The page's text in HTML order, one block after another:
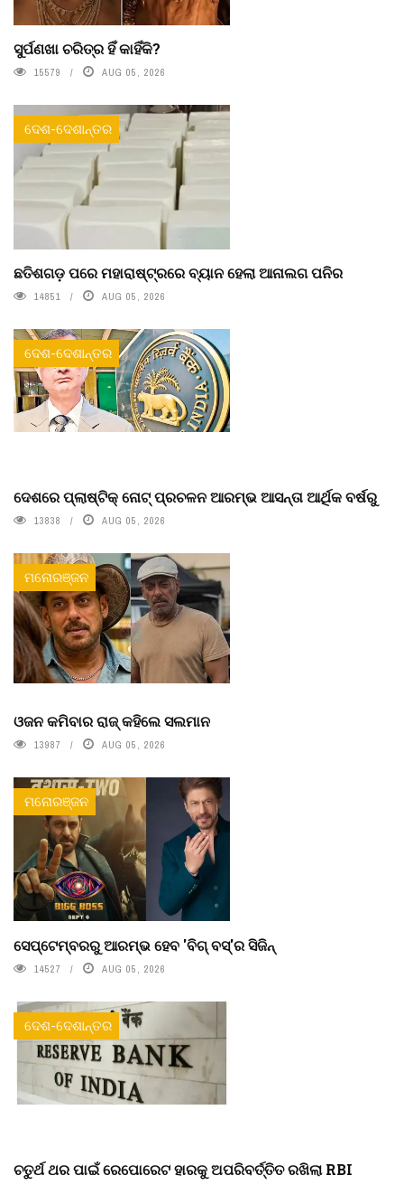
ସୁର୍ପଣଖା ଚରିତ୍ର ହିଁ କାହିଁକି?
15579 AUG 05, 2026
ଦେଶ-ଦେଶାନ୍ତର
ଛତିଶଗଡ଼ ପରେ ମହାରାଷ୍ଟ୍ରରେ ବ୍ୟାନ ହେଲା ଆନାଲଗ ପନିର
14851 AUG 05, 2026
ଦେଶ-ଦେଶାନ୍ତର
ଦେଶରେ ପ୍ଲାଷ୍ଟିକ୍ ନୋଟ୍‌ ପ୍ରଚଳନ ଆରମ୍ଭ ଆସନ୍ତା ଆର୍ଥିକ ବର୍ଷରୁ
13838 AUG 05, 2026
ମନୋରଞ୍ଜନ
ଓଜନ କମିବାର ରାଜ୍ କହିଲେ ସଲମାନ
13987 AUG 05, 2026
ମନୋରଞ୍ଜନ
ସେପ୍ଟେମ୍ବରରୁ ଆରମ୍ଭ ହେବ 'ବିଗ୍ ବସ୍'ର ସିଜିନ୍
14527 AUG 05, 2026
ଦେଶ-ଦେଶାନ୍ତର
ଚତୁର୍ଥ ଥର ପାଇଁ ରେପୋରେଟ ହାରକୁ ଅପରିବର୍ତ୍ତିତ ରଖିଲା RBI